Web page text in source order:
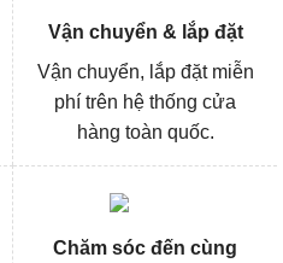
Vận chuyển & lắp đặt
Vận chuyển, lắp đặt miễn
phí trên hệ thống cửa
hàng toàn quốc.
Chăm sóc đến cùng